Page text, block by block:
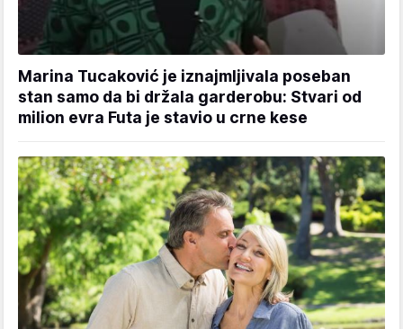
Marina Tucaković je iznajmljivala poseban
stan samo da bi držala garderobu: Stvari od
milion evra Futa je stavio u crne kese